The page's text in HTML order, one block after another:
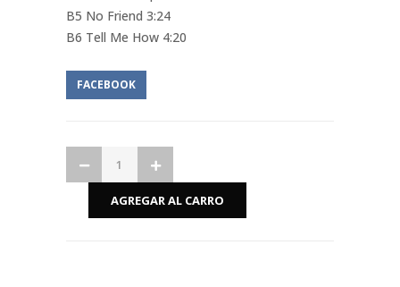
B5 No Friend 3:24
B6 Tell Me How 4:20
FACEBOOK